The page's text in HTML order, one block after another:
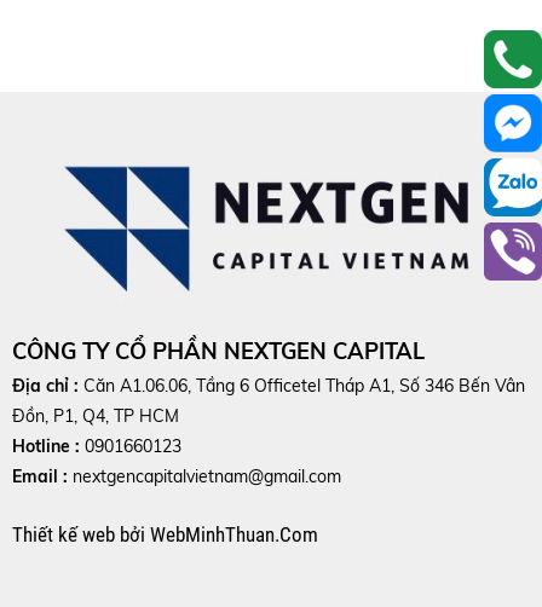
CÔNG TY CỔ PHẦN NEXTGEN CAPITAL
Địa chỉ : Căn A1.06.06, Tầng 6 Officetel Tháp A1, Số 346 Bến Vân
Đồn, P1, Q4, TP HCM
Hotline : 0901660123
Email : nextgencapitalvietnam@gmail.com
Thiết kế web bởi WebMinhThuan.Com